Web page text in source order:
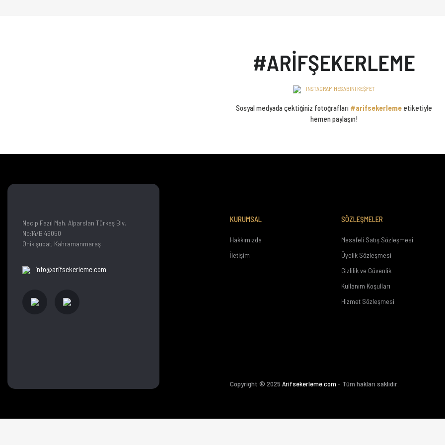
#ARİFŞEKERLEME
INSTAGRAM HESABINI KEŞFET
Sosyal medyada çektiğiniz fotoğrafları #arifsekerlemeetiketiyle
hemen paylaşın!
Necip Fazıl Mah. Alparslan Türkeş Blv.
No:14/B 46050
Onikişubat, Kahramanmaraş
info@arifsekerleme.com
KURUMSAL
Hakkımızda
İletişim
SÖZLEŞMELER
Mesafeli Satış Sözleşmesi
Üyelik Sözleşmesi
Gizlilik ve Güvenlik
Kullanım Koşulları
Hizmet Sözleşmesi
Copyright © 2025 Arifsekerleme.com - Tüm hakları saklıdır.